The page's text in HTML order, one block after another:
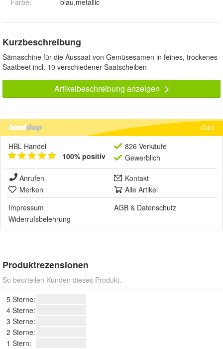
Farbe: blau,metallic
Kurzbeschreibung
Sämaschine für die Aussaat von Gemüsesamen in feines, trockenes
Saatbeet incl. 10 verschiedener Saatscheiben
Artikelbeschreibung anzeigen
Gold
HBL Handel
100% positiv
826 Verkäufe
Gewerblich
Anrufen
Kontakt
Merken
Alle Artikel
Impressum
AGB & Datenschutz
Widerrufsbelehrung
Produktrezensionen
So beurteilen Kunden dieses Produkt.
5 Sterne:
4 Sterne:
3 Sterne:
2 Sterne:
1 Stern: